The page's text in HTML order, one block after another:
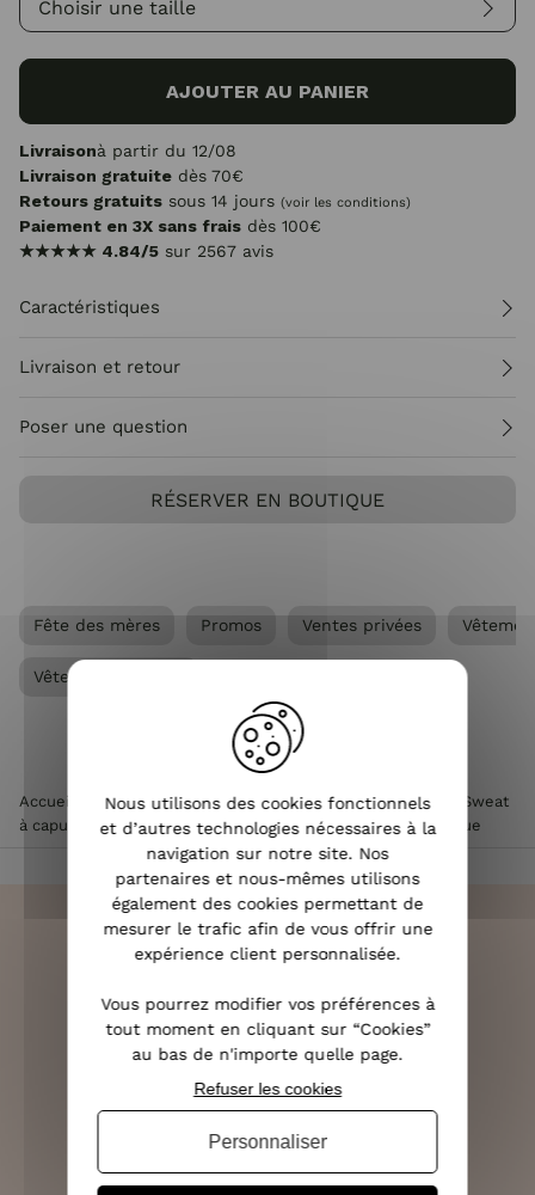
Choisir une taille
AJOUTER AU PANIER
Livraisonà partir du 12/08
Livraison gratuite dès 70€
Retours gratuits sous 14 jours (voir les conditions)
Paiement en 3X sans frais dès 100€
★★★★★ 4.84/5 sur 2567 avis
Caractéristiques
Livraison et retour
Poser une question
RÉSERVER EN BOUTIQUE
Fête des mères Promos Ventes privées
Vêtements femme
Accueil Vêtements femme >Vêtements Mère - Enfant
Sweat
à capuche enfant beige les copines d'abord moumoute bleue
LIVRAISON RAPIDE
OFFERTE DÈS 70€
RETOURS SOUS 14 JOURS
(VOIR LES CONDITIONS)
Nous utilisons des cookies fonctionnels
et d’autres technologies nécessaires à la
navigation sur notre site. Nos
partenaires et nous-mêmes utilisons
également des cookies permettant de
mesurer le trafic afin de vous offrir une
expérience client personnalisée.
Vous pourrez modifier vos préférences à
tout moment en cliquant sur “Cookies”
au bas de n'importe quelle page.
Refuser les cookies
Personnaliser